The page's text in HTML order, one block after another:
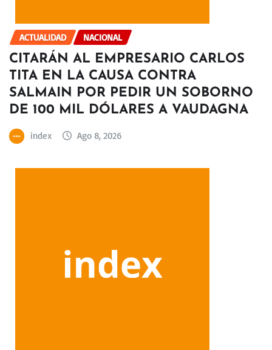
ACTUALIDAD NACIONAL
CITARÁN AL EMPRESARIO CARLOS
TITA EN LA CAUSA CONTRA
SALMAIN POR PEDIR UN SOBORNO
DE 100 MIL DÓLARES A VAUDAGNA
index Ago 8, 2026